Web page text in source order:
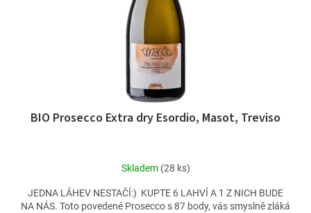
BIO Prosecco Extra dry Esordio, Masot, Treviso
Skladem (28 ks)
JEDNA LÁHEV NESTAČÍ:) KUPTE 6 LAHVÍ A 1 Z NICH BUDE
NA NÁS. Toto povedené Prosecco s 87 body, vás smyslně zláká